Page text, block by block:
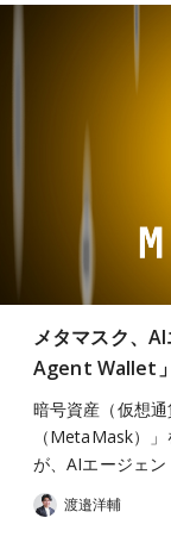
メタマスク、
Agent Wallet
暗号資産（仮想
（MetaMask）
が、AIエージェ
渡邉洋輔